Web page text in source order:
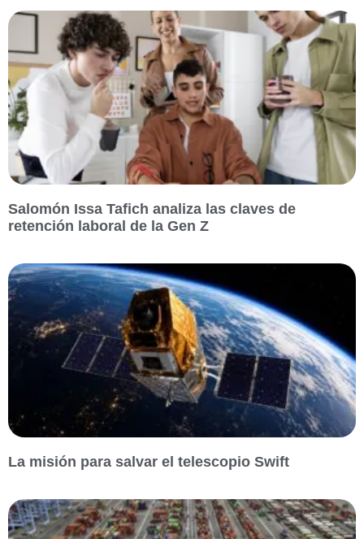
Salomón Issa Tafich analiza las claves de
retención laboral de la Gen Z
La misión para salvar el telescopio Swift